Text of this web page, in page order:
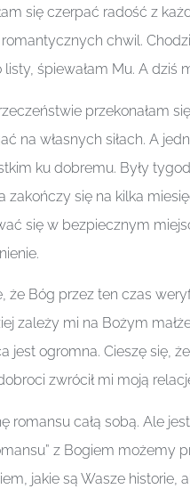
się czerpać radość z
chwil.
listy, śpiewałam Mu. A dziś
przekonałam
na własnych siłach. A
ku dobremu. Były
zakończy się na kilka
się w bezpiecznym
że Bóg przez ten czas
zależy mi na Bożym
jest ogromna. Cieszę się,
zwrócił mi moją
romansu całą sobą. Ale
z Bogiem możemy
jakie są Wasze historie,